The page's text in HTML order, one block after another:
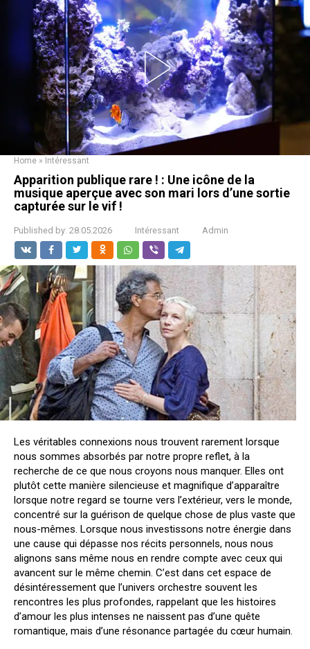
Home » Intéressant
Apparition publique rare ! : Une icône de la
musique aperçue avec son mari lors d’une sortie
capturée sur le vif !
Published by: 28.05.2026 Intéressant Admin
Les véritables connexions nous trouvent rarement lorsque
nous sommes absorbés par notre propre reflet, à la
recherche de ce que nous croyons nous manquer. Elles ont
plutôt cette manière silencieuse et magnifique d’apparaître
lorsque notre regard se tourne vers l’extérieur, vers le monde,
concentré sur la guérison de quelque chose de plus vaste que
nous-mêmes. Lorsque nous investissons notre énergie dans
une cause qui dépasse nos récits personnels, nous nous
alignons sans même nous en rendre compte avec ceux qui
avancent sur le même chemin. C’est dans cet espace de
désintéressement que l’univers orchestre souvent les
rencontres les plus profondes, rappelant que les histoires
d’amour les plus intenses ne naissent pas d’une quête
romantique, mais d’une résonance partagée du cœur humain.